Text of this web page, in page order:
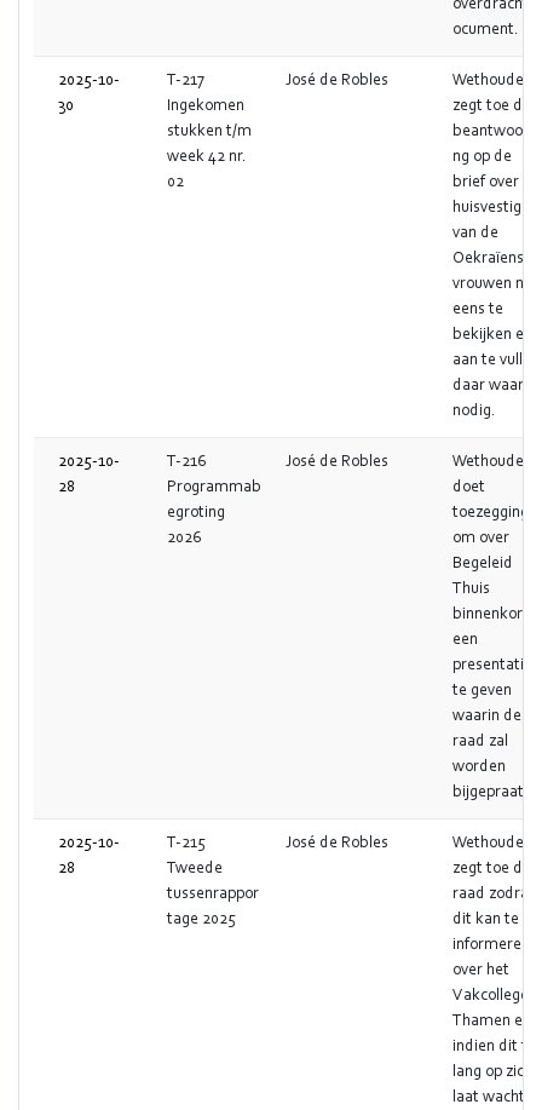
ocument.
2025-10-
30
T-217
Ingekomen
stukken t/m
week 42 nr.
02
José de Robles
Wethouder
zegt toe de
beantwoordi
ng op de
brief over de
huisvestiging
van de
Oekraïense
vrouwen nog
eens te
bekijken en
aan te vullen
daar waar
nodig.
2025-10-
28
T-216
Programmab
egroting
2026
José de Robles
Wethouder
doet
toezegging
om over
Begeleid
Thuis
binnenkort
een
presentatie
te geven
waarin de
raad zal
worden
bijgepraat.
2025-10-
28
T-215
Tweede
tussenrappor
tage 2025
José de Robles
Wethouder
zegt toe de
raad zodra
dit kan te
informeren
over het
Vakcollege
Thamen en
indien dit te
lang op zich
laat wachten